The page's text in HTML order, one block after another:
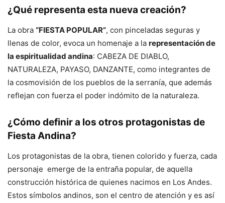
¿Qué representa esta nueva creación?
La obra “FIESTA POPULAR”, con pinceladas seguras y
llenas de color, evoca un homenaje a la representación de
la espiritualidad andina: CABEZA DE DIABLO,
NATURALEZA, PAYASO, DANZANTE, como integrantes de
la cosmovisión de los pueblos de la serranía, que además
reflejan con fuerza el poder indómito de la naturaleza.
¿Cómo definir a los otros protagonistas de
Fiesta Andina?
Los protagonistas de la obra, tienen colorido y fuerza, cada
personaje emerge de la entraña popular, de aquella
construcción histórica de quienes nacimos en Los Andes.
Estos símbolos andinos, son el centro de atención y es así